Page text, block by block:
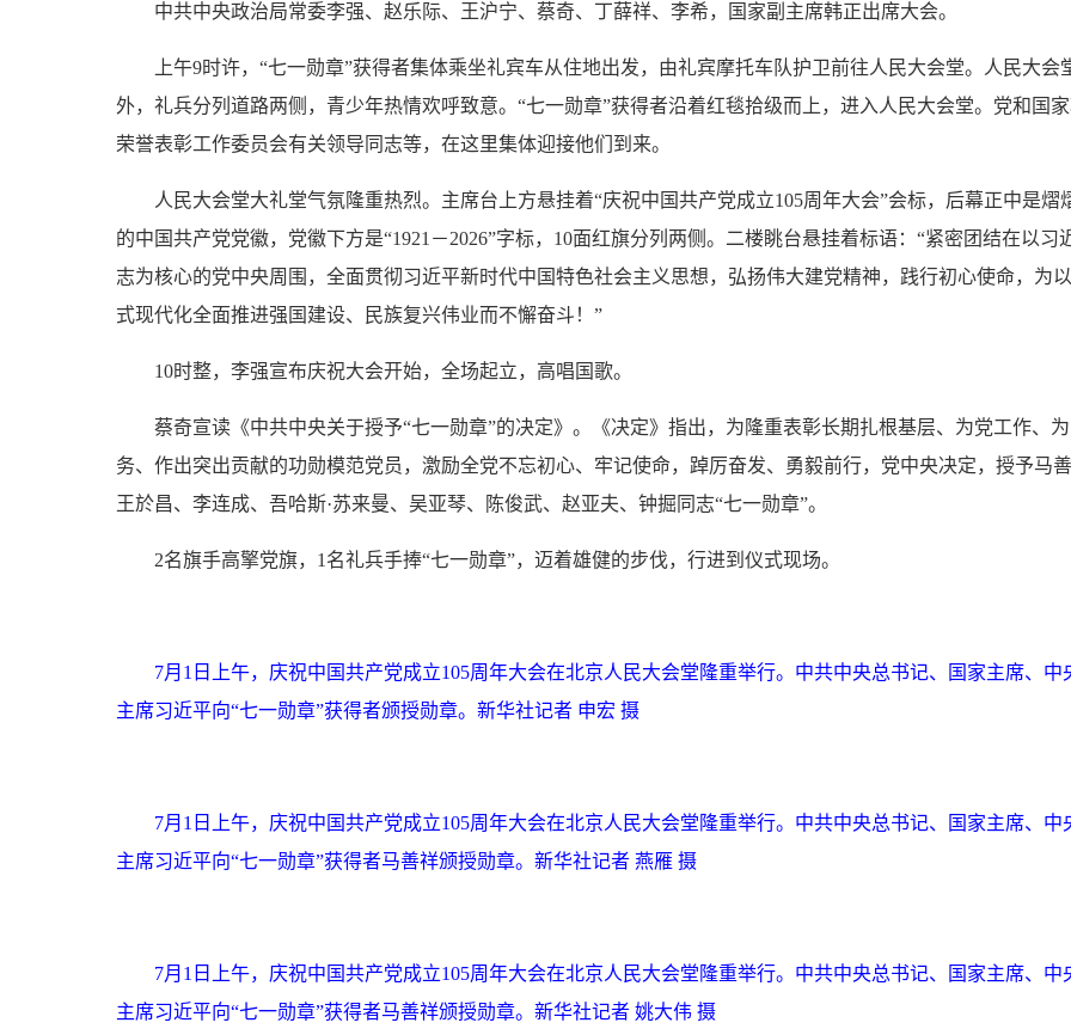
中共中央政治局常委李强、赵乐际、王沪宁、蔡奇、丁薛祥、李希，国家副主席韩正出席大会。
上午9时许，“七一勋章”获得者集体乘坐礼宾车从住地出发，由礼宾摩托车队护卫前往人民大会堂。人民大会
外，礼兵分列道路两侧，青少年热情欢呼致意。“七一勋章”获得者沿着红毯拾级而上，进入人民大会堂。党和国
荣誉表彰工作委员会有关领导同志等，在这里集体迎接他们到来。
人民大会堂大礼堂气氛隆重热烈。主席台上方悬挂着“庆祝中国共产党成立105周年大会”会标，后幕正中是熠
的中国共产党党徽，党徽下方是“1921－2026”字标，10面红旗分列两侧。二楼眺台悬挂着标语：“紧密团结在以习
志为核心的党中央周围，全面贯彻习近平新时代中国特色社会主义思想，弘扬伟大建党精神，践行初心使命，为
式现代化全面推进强国建设、民族复兴伟业而不懈奋斗！”
10时整，李强宣布庆祝大会开始，全场起立，高唱国歌。
蔡奇宣读《中共中央关于授予“七一勋章”的决定》。《决定》指出，为隆重表彰长期扎根基层、为党工作、
务、作出突出贡献的功勋模范党员，激励全党不忘初心、牢记使命，踔厉奋发、勇毅前行，党中央决定，授予马善
王於昌、李连成、吾哈斯·苏来曼、吴亚琴、陈俊武、赵亚夫、钟掘同志“七一勋章”。
2名旗手高擎党旗，1名礼兵手捧“七一勋章”，迈着雄健的步伐，行进到仪式现场。
7月1日上午，庆祝中国共产党成立105周年大会在北京人民大会堂隆重举行。中共中央总书记、国家主席、中
主席习近平向“七一勋章”获得者颁授勋章。新华社记者 申宏 摄
7月1日上午，庆祝中国共产党成立105周年大会在北京人民大会堂隆重举行。中共中央总书记、国家主席、中
主席习近平向“七一勋章”获得者马善祥颁授勋章。新华社记者 燕雁 摄
7月1日上午，庆祝中国共产党成立105周年大会在北京人民大会堂隆重举行。中共中央总书记、国家主席、中
主席习近平向“七一勋章”获得者马善祥颁授勋章。新华社记者 姚大伟 摄